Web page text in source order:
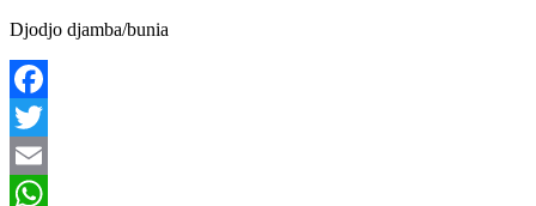
Djodjo djamba/bunia
Facebook
Twitter
Email